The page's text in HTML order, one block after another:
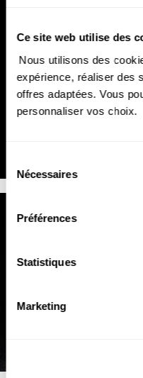
Ce site web utilise des
Nous utilisons des
expérience, réaliser des
offres adaptées. Vous
personnaliser vos choix.
du
consentement
Nécessaires
Préférences
Statistiques
Marketing
VIDEO
VIDEO
OPERA | EXTRAIT